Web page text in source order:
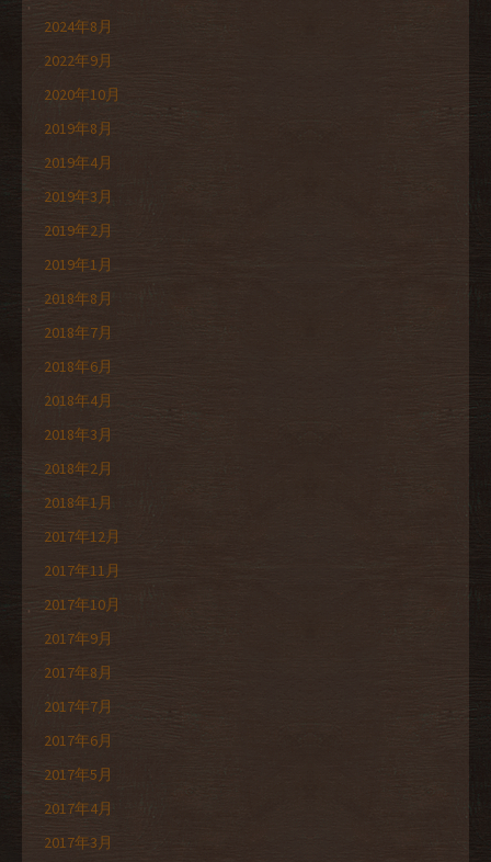
2024年8月
2022年9月
2020年10月
2019年8月
2019年4月
2019年3月
2019年2月
2019年1月
2018年8月
2018年7月
2018年6月
2018年4月
2018年3月
2018年2月
2018年1月
2017年12月
2017年11月
2017年10月
2017年9月
2017年8月
2017年7月
2017年6月
2017年5月
2017年4月
2017年3月